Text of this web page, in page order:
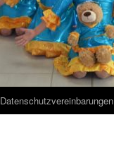
Datenschutzvereinbarungen